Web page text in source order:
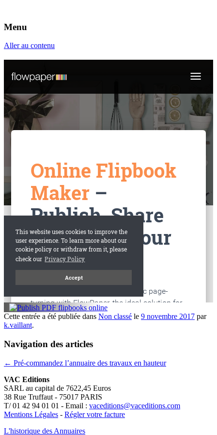
VAC Editions
Éditeurs d'annuaires professionnels
Menu
Aller au contenu
Cette entrée a été publiée dans Non classé le 9 novembre 2017 par
k.vaillant.
Navigation des articles
← Pré-commandez l’annuaire des travaux en hauteur
VAC Editions
SARL au capital de 7622,45 Euros
38 Rue Truffaut - 75017 PARIS
T/ 01 42 94 01 01 - Email : vaceditions@vaceditions.com
Mentions Légales - Régler votre facture
L'historique des Annuaires